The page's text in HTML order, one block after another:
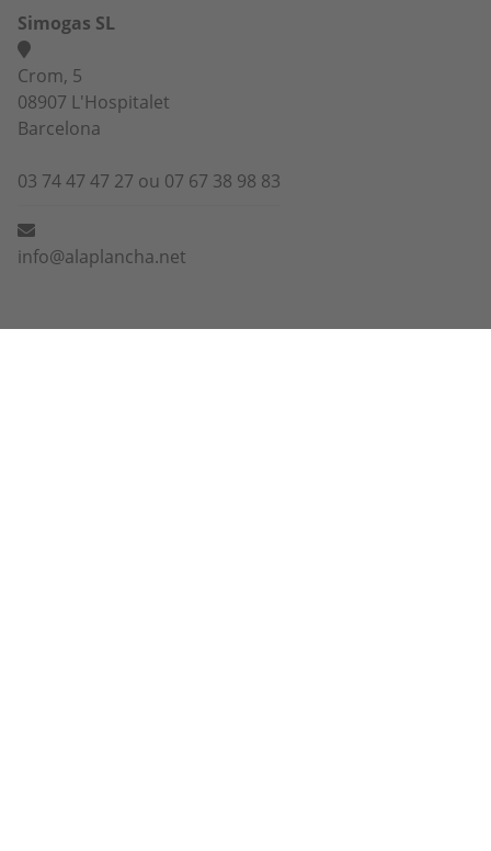
Simogas SL
Crom, 5
08907 L'Hospitalet
Barcelona
03 74 47 47 27 ou 07 67 38 98 83
info@alaplancha.net